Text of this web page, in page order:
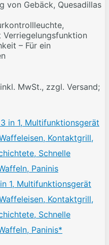
von Gebäck, Quesadillas
– Für ein
MwSt., zzgl. Versand;
1, Multifunktionsgerät
Kontaktgrill,
Schnelle
Paninis*